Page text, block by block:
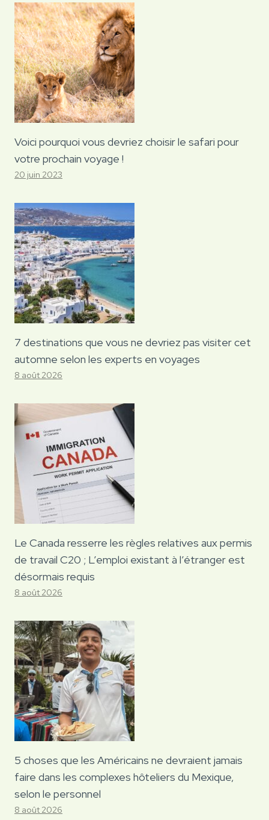
Voici pourquoi vous devriez choisir le safari pour
votre prochain voyage !
20 juin 2023
7 destinations que vous ne devriez pas visiter cet
automne selon les experts en voyages
8 août 2026
Le Canada resserre les règles relatives aux permis
de travail C20 ; L’emploi existant à l’étranger est
désormais requis
8 août 2026
5 choses que les Américains ne devraient jamais
faire dans les complexes hôteliers du Mexique,
selon le personnel
8 août 2026